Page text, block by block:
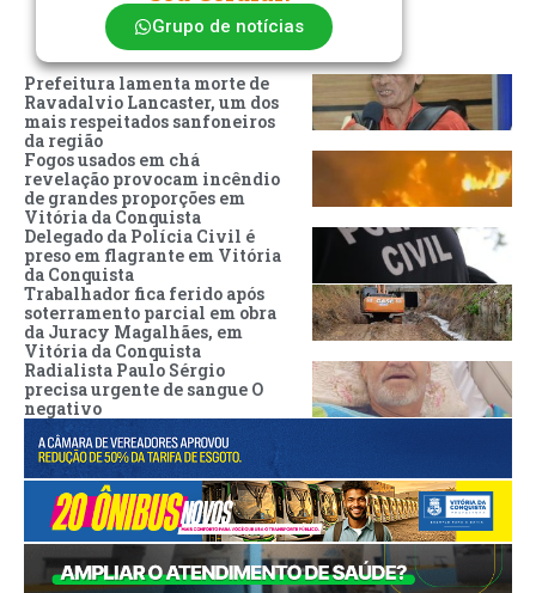
Grupo de notícias
Prefeitura lamenta morte de
Ravadalvio Lancaster, um dos
mais respeitados sanfoneiros
da região
Fogos usados em chá
revelação provocam incêndio
de grandes proporções em
Vitória da Conquista
Delegado da Polícia Civil é
preso em flagrante em Vitória
da Conquista
Trabalhador fica ferido após
soterramento parcial em obra
da Juracy Magalhães, em
Vitória da Conquista
Radialista Paulo Sérgio
precisa urgente de sangue O
negativo